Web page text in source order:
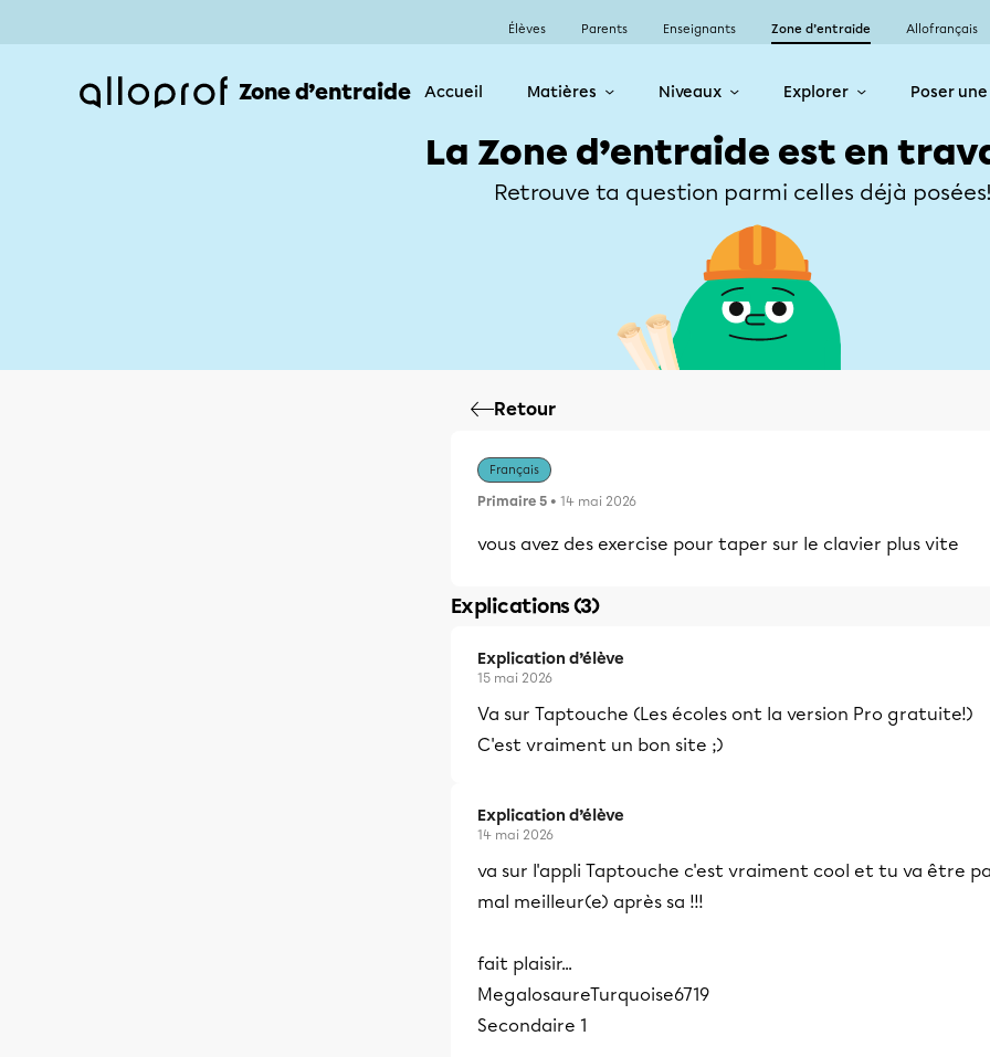
Élèves Parents Enseignants Zone d’entraide Allofrançais
Zone d’entraide Accueil Matières Niveaux Explorer Poser
La Zone d’entraide est en
Retrouve ta question parmi celles déjà
Retour
Français
Primaire 5 • 14 mai 2026
vous avez des exercise pour taper sur le clavier plus vite
Explications (3)
Explication d’élève
15 mai 2026
Va sur Taptouche (Les écoles ont la version Pro gratuite!)
C'est vraiment un bon site ;)
Explication d’élève
14 mai 2026
va sur l'appli Taptouche c'est vraiment cool et tu va être
mal meilleur(e) après sa !!!
fait plaisir...
MegalosaureTurquoise6719
Secondaire 1